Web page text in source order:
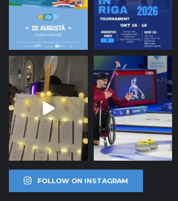
FOLLOW ON INSTAGRAM